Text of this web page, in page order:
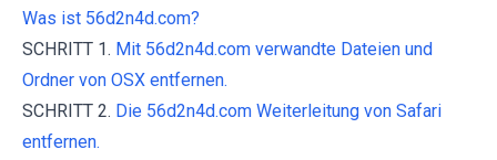
Was ist 56d2n4d.com?
SCHRITT 1. Mit 56d2n4d.com verwandte Dateien und
Ordner von OSX entfernen.
SCHRITT 2. Die 56d2n4d.com Weiterleitung von Safari
entfernen.